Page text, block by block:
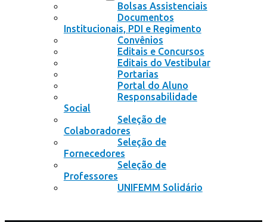
Bolsas Assistenciais
Documentos
Institucionais, PDI e Regimento
Convênios
Editais e Concursos
Editais do Vestibular
Portarias
Portal do Aluno
Responsabilidade
Social
Seleção de
Colaboradores
Seleção de
Fornecedores
Seleção de
Professores
UNIFEMM Solidário